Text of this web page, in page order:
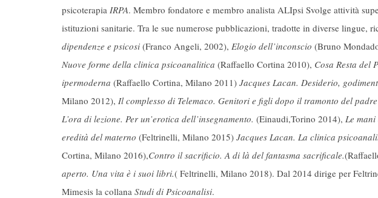
psicoterapia IRPA. Membro fondatore e membro analista ALIpsi Svolge attività
istituzioni sanitarie. Tra le sue numerose pubblicazioni, tradotte in diverse lingue,
dipendenze e psicosi (Franco Angeli, 2002), Elogio dell’inconscio (Bruno
Nuove forme della clinica psicoanalitica (Raffaello Cortina 2010), Cosa Resta del
ipermoderna (Raffaello Cortina, Milano 2011) Jacques Lacan. Desiderio,
Milano 2012), Il complesso di Telemaco. Genitori e figli dopo il tramonto del padre
L’ora di lezione. Per un’erotica dell’insegnamento. (Einaudi,Torino 2014), Le
eredità del materno (Feltrinelli, Milano 2015) Jacques Lacan. La clinica
Cortina, Milano 2016),Contro il sacrificio. A di là del fantasma sacrificale.
aperto. Una vita è i suoi libri.( Feltrinelli, Milano 2018). Dal 2014 dirige per
Mimesis la collana Studi di Psicoanalisi.